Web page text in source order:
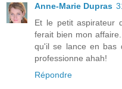
Anne-Marie Dupras
Et le petit aspirateur
ferait bien mon
qu'il se lance en bas
professionne ahah!
Répondre